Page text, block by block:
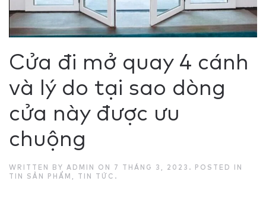
Cửa đi mở quay 4 cánh
và lý do tại sao dòng
cửa này được ưu
chuộng
WRITTEN BY ADMIN ON 7 THÁNG 3, 2023 . POSTED IN
TIN SẢN PHẨM , TIN TỨC .